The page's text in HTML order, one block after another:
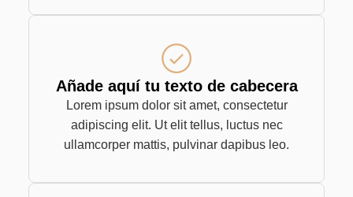
Añade aquí tu texto de cabecera
Lorem ipsum dolor sit amet, consectetur
adipiscing elit. Ut elit tellus, luctus nec
ullamcorper mattis, pulvinar dapibus leo.